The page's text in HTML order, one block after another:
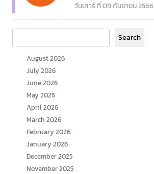
วันเสาร์ ที่ 09 กันยายน 2566
Search
August 2026
July 2026
June 2026
May 2026
April 2026
March 2026
February 2026
January 2026
December 2025
November 2025